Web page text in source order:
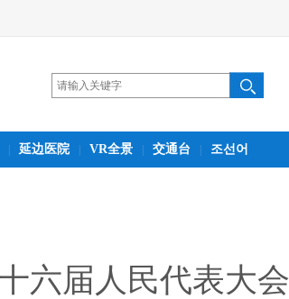
延边医院 VR全景 交通台 조선어
六届人民代表大会